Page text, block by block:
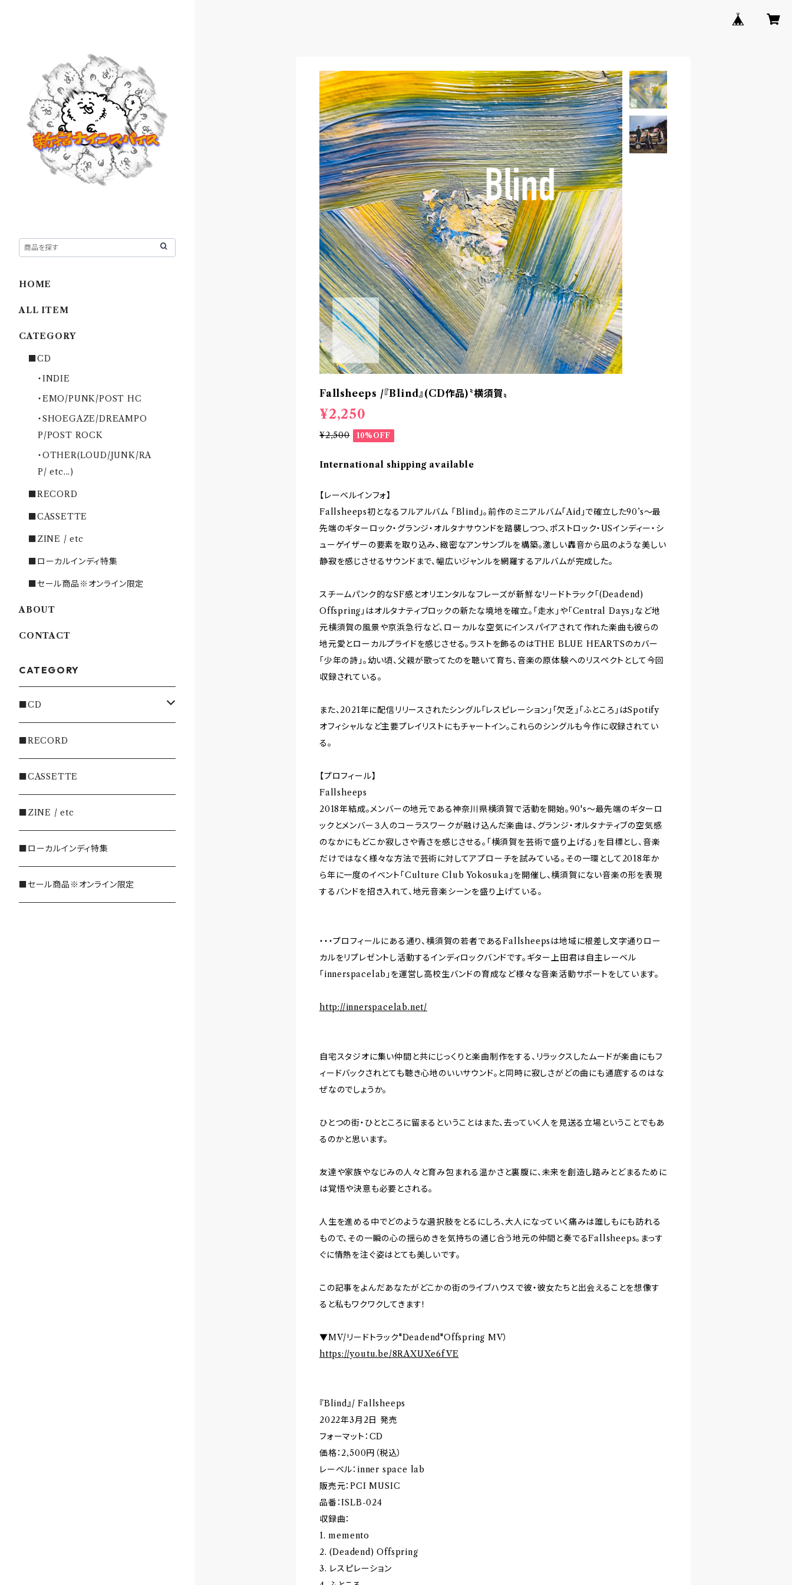
Fallsheeps /『Blind』(CD作品)〝横須賀〟
¥2,250
¥2,500 10%OFF
International shipping available
【レーベルインフォ】
Fallsheeps初となるフルアルバム 「Blind」。前作のミニアルバム「Aid」で確立した90’s～最
先端のギターロック・グランジ・オルタナサウンドを踏襲しつつ、ポストロック・USインディー・シ
ューゲイザーの要素を取り込み、緻密なアンサンブルを構築。激しい轟音から凪のような美しい
静寂を感じさせるサウンドまで、幅広いジャンルを網羅するアルバムが完成した。
スチームパンク的なSF感とオリエンタルなフレーズが新鮮なリードトラック「(Deadend)
Offspring」はオルタナティブロックの新たな境地を確立。「走水」や「Central Days」など地
元横須賀の風景や京浜急行など、ローカルな空気にインスパイアされて作れた楽曲も彼らの
地元愛とローカルプライドを感じさせる。ラストを飾るのはTHE BLUE HEARTSのカバー
「少年の詩」。幼い頃、父親が歌ってたのを聴いて育ち、音楽の原体験へのリスペクトとして今回
収録されている。
また、2021年に配信リリースされたシングル「レスピレーション」「欠乏」「ふところ」はSpotify
オフィシャルなど主要プレイリストにもチャートイン。これらのシングルも今作に収録されてい
る。
【プロフィール】
Fallsheeps
2018年結成。メンバーの地元である神奈川県横須賀で活動を開始。90's〜最先端のギターロ
ックとメンバー３人のコーラスワークが融け込んだ楽曲は、グランジ・オルタナティブの空気感
のなかにもどこか寂しさや青さを感じさせる。「横須賀を芸術で盛り上げる」を目標とし、音楽
だけではなく様々な方法で芸術に対してアプローチを試みている。その一環として2018年か
ら年に一度のイベント「Culture Club Yokosuka」を開催し、横須賀にない音楽の形を表現
するバンドを招き入れて、地元音楽シーンを盛り上げている。
・・・プロフィールにある通り、横須賀の若者であるFallsheepsは地域に根差し文字通りロー
カルをリプレゼントし活動するインディロックバンドです。ギター上田君は自主レーベル
「innerspacelab」を運営し高校生バンドの育成など様々な音楽活動サポートをしています。
http://innerspacelab.net/
自宅スタジオに集い仲間と共にじっくりと楽曲制作をする、リラックスしたムードが楽曲にもフ
ィードバックされとても聴き心地のいいサウンド。と同時に寂しさがどの曲にも通底するのはな
ぜなのでしょうか。
ひとつの街・ひとところに留まるということはまた、去っていく人を見送る立場ということでもあ
るのかと思います。
友達や家族やなじみの人々と育み包まれる温かさと裏腹に、未来を創造し踏みとどまるために
は覚悟や決意も必要とされる。
人生を進める中でどのような選択肢をとるにしろ、大人になっていく痛みは誰しもにも訪れる
もので、その一瞬の心の揺らめきを気持ちの通じ合う地元の仲間と奏でるFallsheeps。まっす
ぐに情熱を注ぐ姿はとても美しいです。
この記事をよんだあなたがどこかの街のライブハウスで彼・彼女たちと出会えることを想像す
ると私もワクワクしてきます！
▼MV/リードトラック"Deadend"Offspring MV）
https://youtu.be/8RAXUXe6fVE
『Blind』/ Fallsheeps
2022年3月2日 発売
フォーマット：CD
価格：2,500円（税込）
レーベル：inner space lab
販売元：PCI MUSIC
品番：ISLB-024
収録曲：
1. memento
2. (Deadend) Offspring
3. レスピレーション
HOME
ALL ITEM
CATEGORY
■CD
・INDIE
・EMO/PUNK/POST HC
・SHOEGAZE/DREAMPO
P/POST ROCK
・OTHER(LOUD/JUNK/RA
P/ etc...)
■RECORD
■CASSETTE
■ZINE / etc
■ローカルインディ特集
■セール商品※オンライン限定
ABOUT
CONTACT
CATEGORY
■CD
・INDIE
・EMO/PUNK/POST HC
・SHOEGAZE/DREAMPOP/POST
ROCK
・OTHER(LOUD/JUNK/RAP/ et
c...)
■RECORD
■CASSETTE
■ZINE / etc
■ローカルインディ特集
■セール商品※オンライン限定